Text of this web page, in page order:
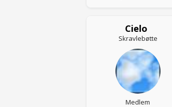
Cielo
Skravlebøtte
Medlem